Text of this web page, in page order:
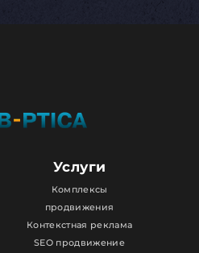
Услуги
Комплексы
продвижения
Контекстная реклама
SEO продвижение